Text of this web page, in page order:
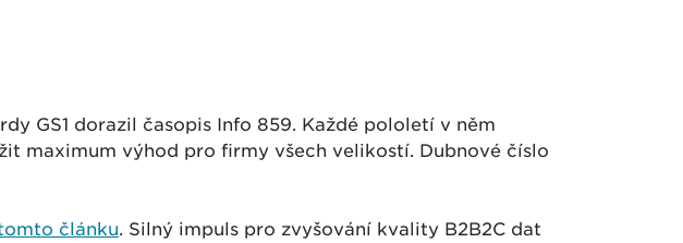
GS1 dorazil časopis Info 859. Každé pololetí v něm
maximum výhod pro firmy všech velikostí. Dubnové číslo
článku. Silný impuls pro zvyšování kvality B2B2C dat